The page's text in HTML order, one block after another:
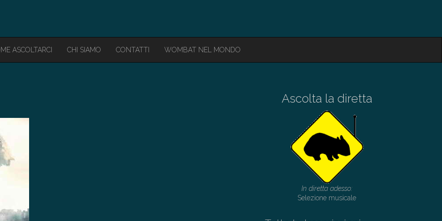
ASCOLTARCI CHI SIAMO CONTATTI WOMBAT NEL MONDO
Ascolta la diretta
In diretta adesso:
Selezione musicale